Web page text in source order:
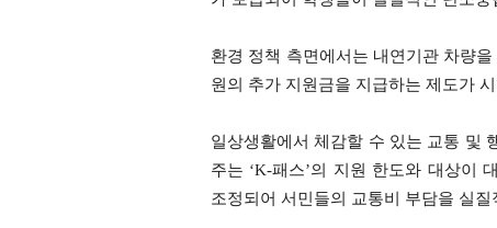
환경 정책 측면에서는 내연기관 차량
원의 추가 지원금을 지급하는 제도가
일상생활에서 체감할 수 있는 교통 및
주는 ‘K-패스’의 지원 한도와 대상이
조정되어 서민들의 교통비 부담을 실